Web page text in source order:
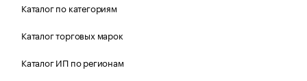
Каталог по категориям
Каталог торговых марок
Каталог ИП по регионам